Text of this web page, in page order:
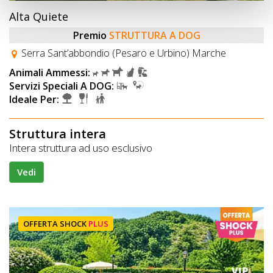
Alta Quiete
Premio STRUTTURA A DOG
Serra Sant’abbondio (Pesaro e Urbino) Marche
Animali Ammessi:
Servizi Speciali A DOG:
Ideale Per:
Struttura intera
Intera struttura ad uso esclusivo
Vedi
OFFERTA SHOCK PLUS